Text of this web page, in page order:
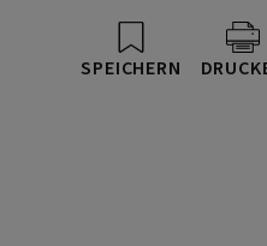
SPEICHERN